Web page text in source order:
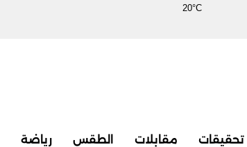
20°C
تحقيقات مقابلات الطقس رياضة